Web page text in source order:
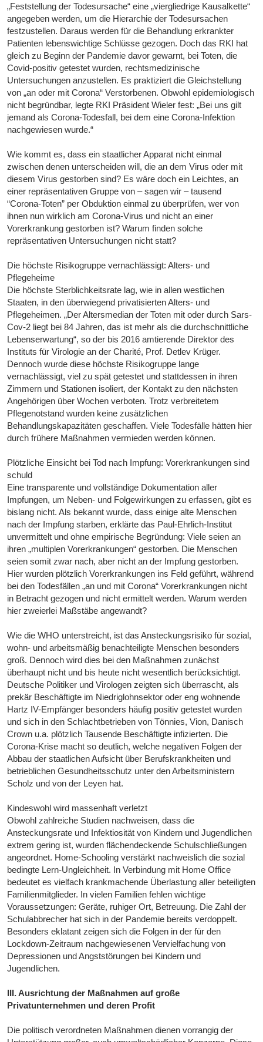
„Feststellung der Todesursache“ eine „viergliedrige Kausalkette“
angegeben werden, um die Hierarchie der Todesursachen
festzustellen. Daraus werden für die Behandlung erkrankter
Patienten lebenswichtige Schlüsse gezogen. Doch das RKI hat
gleich zu Beginn der Pandemie davor gewarnt, bei Toten, die
Covid-positiv getestet wurden, rechtsmedizinische
Untersuchungen anzustellen. Es praktiziert die Gleichstellung
von „an oder mit Corona“ Verstorbenen. Obwohl epidemiologisch
nicht begründbar, legte RKI Präsident Wieler fest: „Bei uns gilt
jemand als Corona-Todesfall, bei dem eine Corona-Infektion
nachgewiesen wurde.“
Wie kommt es, dass ein staatlicher Apparat nicht einmal
zwischen denen unterscheiden will, die an dem Virus oder mit
diesem Virus gestorben sind? Es wäre doch ein Leichtes, an
einer repräsentativen Gruppe von – sagen wir – tausend
“Corona-Toten” per Obduktion einmal zu überprüfen, wer von
ihnen nun wirklich am Corona-Virus und nicht an einer
Vorerkrankung gestorben ist? Warum finden solche
repräsentativen Untersuchungen nicht statt?
Die höchste Risikogruppe vernachlässigt: Alters- und
Pflegeheime
Die höchste Sterblichkeitsrate lag, wie in allen westlichen
Staaten, in den überwiegend privatisierten Alters- und
Pflegeheimen. „Der Altersmedian der Toten mit oder durch Sars-
Cov-2 liegt bei 84 Jahren, das ist mehr als die durchschnittliche
Lebenserwartung“, so der bis 2016 amtierende Direktor des
Instituts für Virologie an der Charité, Prof. Detlev Krüger.
Dennoch wurde diese höchste Risikogruppe lange
vernachlässigt, viel zu spät getestet und stattdessen in ihren
Zimmern und Stationen isoliert, der Kontakt zu den nächsten
Angehörigen über Wochen verboten. Trotz verbreitetem
Pflegenotstand wurden keine zusätzlichen
Behandlungskapazitäten geschaffen. Viele Todesfälle hätten hier
durch frühere Maßnahmen vermieden werden können.
Plötzliche Einsicht bei Tod nach Impfung: Vorerkrankungen sind
schuld
Eine transparente und vollständige Dokumentation aller
Impfungen, um Neben- und Folgewirkungen zu erfassen, gibt es
bislang nicht. Als bekannt wurde, dass einige alte Menschen
nach der Impfung starben, erklärte das Paul-Ehrlich-Institut
unvermittelt und ohne empirische Begründung: Viele seien an
ihren „multiplen Vorerkrankungen“ gestorben. Die Menschen
seien somit zwar nach, aber nicht an der Impfung gestorben.
Hier wurden plötzlich Vorerkrankungen ins Feld geführt, während
bei den Todesfällen „an und mit Corona“ Vorerkrankungen nicht
in Betracht gezogen und nicht ermittelt werden. Warum werden
hier zweierlei Maßstäbe angewandt?
Wie die WHO unterstreicht, ist das Ansteckungsrisiko für sozial,
wohn- und arbeitsmäßig benachteiligte Menschen besonders
groß. Dennoch wird dies bei den Maßnahmen zunächst
überhaupt nicht und bis heute nicht wesentlich berücksichtigt.
Deutsche Politiker und Virologen zeigten sich überrascht, als
prekär Beschäftigte im Niedriglohnsektor oder eng wohnende
Hartz IV-Empfänger besonders häufig positiv getestet wurden
und sich in den Schlachtbetrieben von Tönnies, Vion, Danisch
Crown u.a. plötzlich Tausende Beschäftigte infizierten. Die
Corona-Krise macht so deutlich, welche negativen Folgen der
Abbau der staatlichen Aufsicht über Berufskrankheiten und
betrieblichen Gesundheitsschutz unter den Arbeitsministern
Scholz und von der Leyen hat.
Kindeswohl wird massenhaft verletzt
Obwohl zahlreiche Studien nachweisen, dass die
Ansteckungsrate und Infektiosität von Kindern und Jugendlichen
extrem gering ist, wurden flächendeckende Schulschließungen
angeordnet. Home-Schooling verstärkt nachweislich die sozial
bedingte Lern-Ungleichheit. In Verbindung mit Home Office
bedeutet es vielfach krankmachende Überlastung aller beteiligten
Familienmitglieder. In vielen Familien fehlen wichtige
Voraussetzungen: Geräte, ruhiger Ort, Betreuung. Die Zahl der
Schulabbrecher hat sich in der Pandemie bereits verdoppelt.
Besonders eklatant zeigen sich die Folgen in der für den
Lockdown-Zeitraum nachgewiesenen Vervielfachung von
Depressionen und Angststörungen bei Kindern und
Jugendlichen.
III. Ausrichtung der Maßnahmen auf große
Privatunternehmen und deren Profit
Die politisch verordneten Maßnahmen dienen vorrangig der